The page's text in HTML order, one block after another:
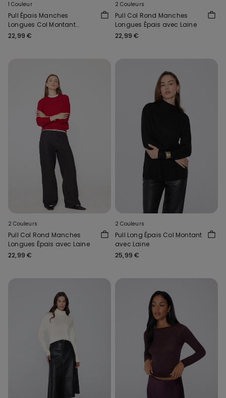
1 Couleur
Pull Épais Manches
Longues Col Montant
Côtelé avec Laine
22,99 €
2 Couleurs
Pull Col Rond Manches
Longues Épais avec Laine
22,99 €
2 Couleurs
Pull Col Rond Manches
Longues Épais avec Laine
22,99 €
2 Couleurs
Pull Long Épais Col Montant
avec Laine
25,99 €